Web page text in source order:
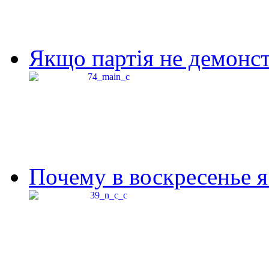
Якщо партія не
Почему в воскресенье